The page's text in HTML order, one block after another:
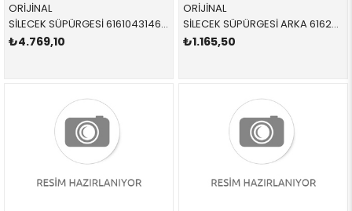
ORİJİNAL
SİLECEK SÜPÜRGESİ 61610431463 61610431463 61610431463 E63,E64 TAKIM ÖN 2004-2011
₺4.769,10
ORİJİNAL
SİLECEK SÜPÜRGESİ ARKA 61627161029 61627161029 61627161029 X5,X6,E70,E71 2011-2018
₺1.165,50